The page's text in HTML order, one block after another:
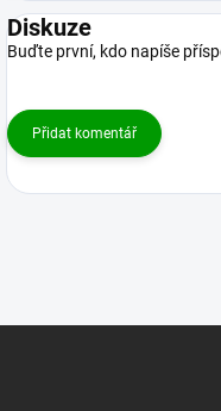
Diskuze
Buďte první, kdo napíše
Přidat komentář